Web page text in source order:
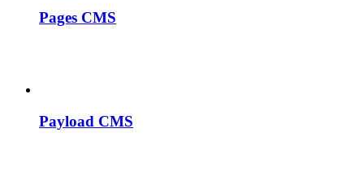
Pages CMS
Payload CMS